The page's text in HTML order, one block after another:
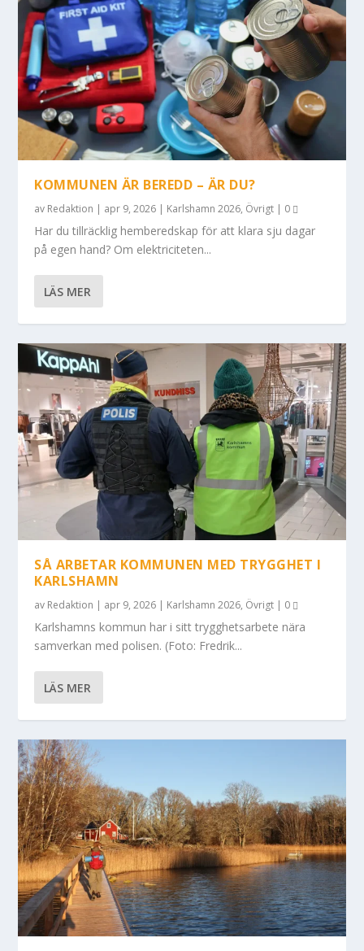
KOMMUNEN ÄR BEREDD – ÄR DU?
av Redaktion apr 9, 2026 Karlshamn 2026, Övrigt 0
Har du tillräcklig hemberedskap för att klara sju dagar
på egen hand? Om elektriciteten...
LÄS MER
SÅ ARBETAR KOMMUNEN MED TRYGGHET I
KARLSHAMN
av Redaktion | apr 9, 2026 | Karlshamn 2026, Övrigt | 0
Karlshamns kommun har i sitt trygghets­arbete nära
samverkan med polisen. (Foto: Fredrik...
LÄS MER